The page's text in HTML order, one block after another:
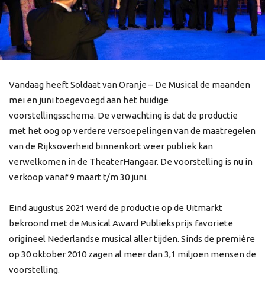
Vandaag heeft Soldaat van Oranje – De Musical de maanden
mei en juni toegevoegd aan het huidige
voorstellingsschema. De verwachting is dat de productie
met het oog op verdere versoepelingen van de maatregelen
van de Rijksoverheid binnenkort weer publiek kan
verwelkomen in de TheaterHangaar. De voorstelling is nu in
verkoop vanaf 9 maart t/m 30 juni.
Eind augustus 2021 werd de productie op de Uitmarkt
bekroond met de Musical Award Publieksprijs favoriete
origineel Nederlandse musical aller tijden. Sinds de première
op 30 oktober 2010 zagen al meer dan 3,1 miljoen mensen de
voorstelling.